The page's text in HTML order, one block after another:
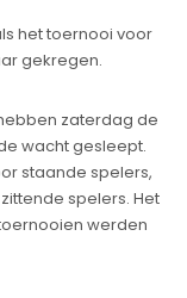
het toernooi voor
gekregen.
zaterdag de
wacht gesleept.
staande spelers,
spelers. Het
werden